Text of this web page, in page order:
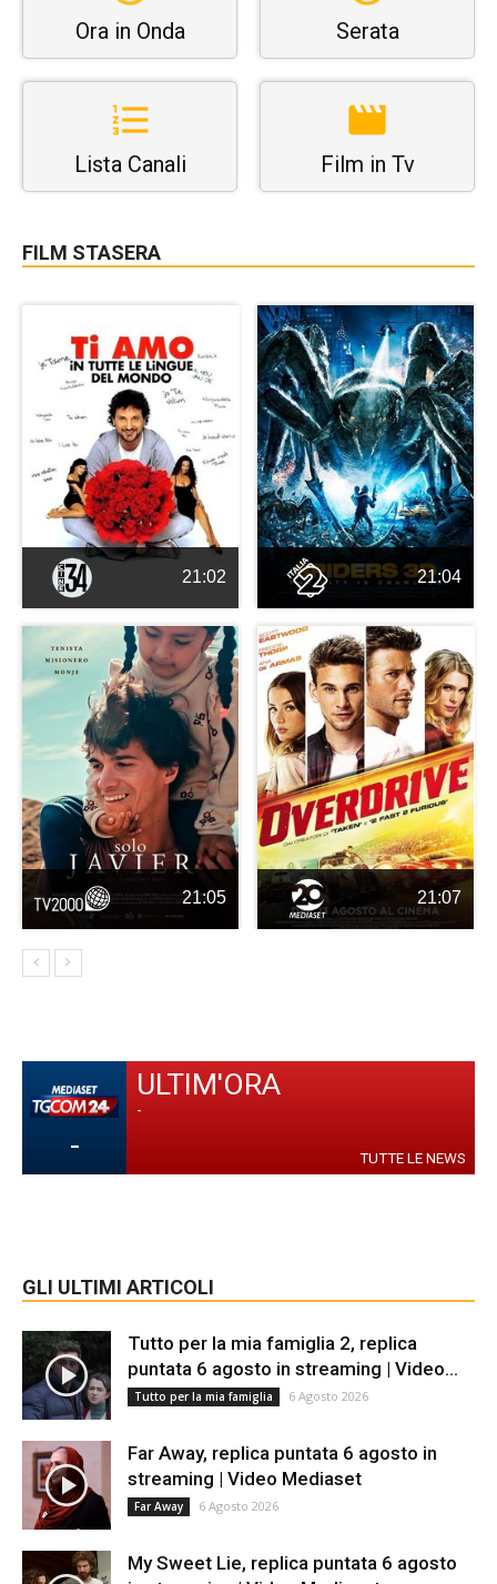
Ora in Onda Serata
Lista Canali Film in Tv
FILM STASERA
21:02 21:04
21:05 21:07
-
ULTIM'ORA
-
TUTTE LE NEWS
GLI ULTIMI ARTICOLI
Tutto per la mia famiglia 2, replica
puntata 6 agosto in streaming | Video...
Tutto per la mia famiglia 6 Agosto 2026
Far Away, replica puntata 6 agosto in
streaming | Video Mediaset
Far Away 6 Agosto 2026
My Sweet Lie, replica puntata 6 agosto